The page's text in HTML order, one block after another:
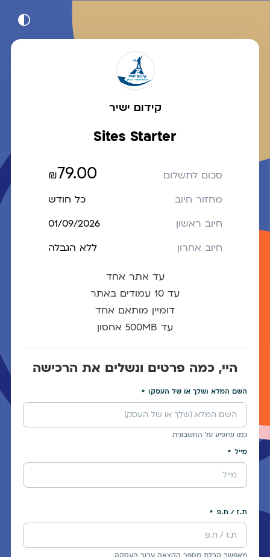
קידום ישיר
Sites Starter
סכום לתשלום ₪79.00
מחזור חיוב
כל חודש
חיוב ראשון
01/09/2026
חיוב אחרון
ללא הגבלה
עד אתר אחד
עד 10 עמודים באתר
דומיין מותאם אחד
עד 500MB אחסון
היי, כמה פרטים ונשלים את הרכישה
השם המלא (שלך או של העסק)
כמו שיופיע על החשבונית
מייל
ת.ז / ח.פ